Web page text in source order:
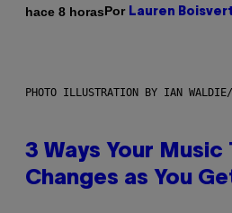
hace 8 horasPor Lauren Boisvert
PHOTO ILLUSTRATION BY IAN
3 Ways Your Music
Changes as You